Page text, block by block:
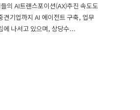
의 AI트랜스포이션(AX)추진 속도도
기업까지 AI 에이전트 구축, 업무
에 나서고 있으며, 상당수...